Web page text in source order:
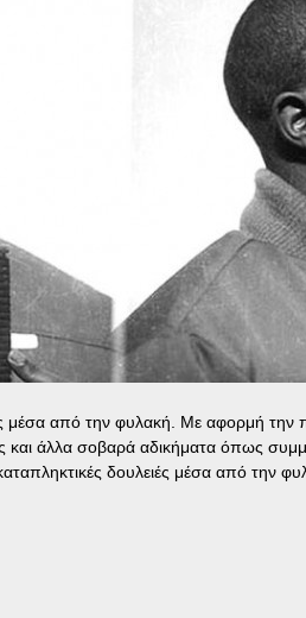
μέσα από την φυλακή. Με αφορμή
και άλλα σοβαρά αδικήματα όπως
δουλειές μέσα από την